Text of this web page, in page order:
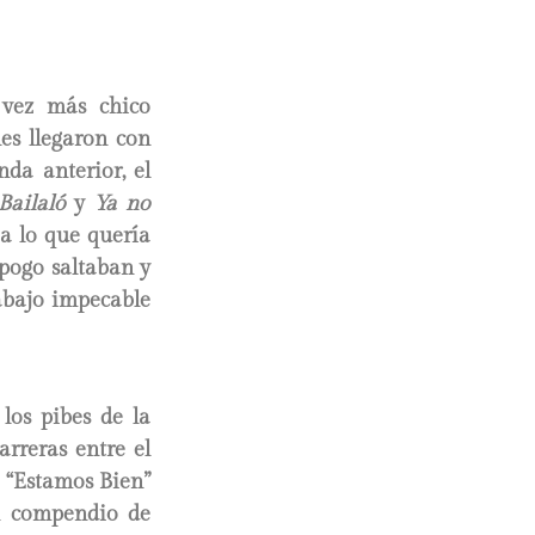
más chico
llegaron con
anterior, el
y Ya no
lo que quería
saltaban y
impecable
pibes de la
entre el
Bien”
de